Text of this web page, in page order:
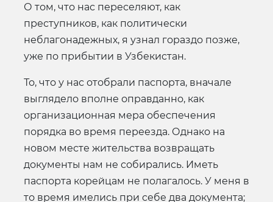
О том, что нас переселяют, как
преступников, как политически
неблагонадежных, я узнал гораздо позже,
уже по прибытии в Узбекистан.
То, что у нас отобрали паспорта, вначале
выглядело вполне оправданно, как
организационная мера обеспечения
порядка во время переезда. Однако на
новом месте жительства возвращать
документы нам не собирались. Иметь
паспорта корейцам не полагалось. У меня в
то время имелись при себе два документа;